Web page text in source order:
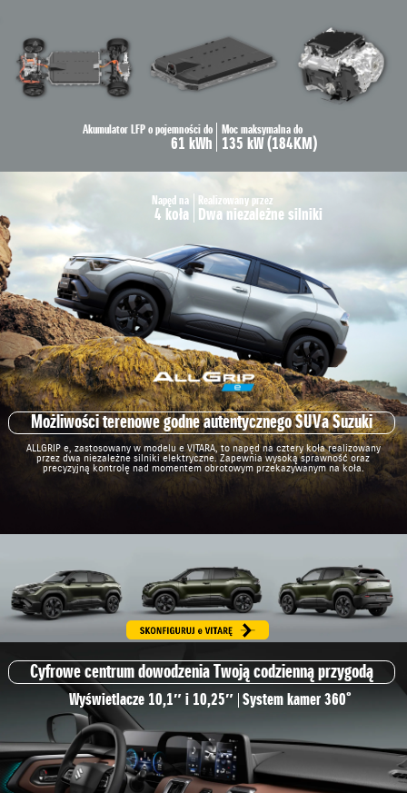
Akumulator LFP o pojemności do Moc maksymalna do
61 kWh 135 kW (184KM)
Możliwości terenowe godne autentycznego SUVa Suzuki
ALLGRIP e, zastosowany w modelu e VITARA, to napęd na cztery koła realizowany
przez dwa niezależne silniki elektryczne. Zapewnia wysoką sprawność oraz
precyzyjną kontrolę nad momentem obrotowym przekazywanym na koła.
Napęd na Realizowany przez
4 koła Dwa niezależne silniki
Cyfrowe centrum dowodzenia Twoją codzienną przygodą
Wyświetlacze 10,1″ i 10,25″ System kamer 360˚